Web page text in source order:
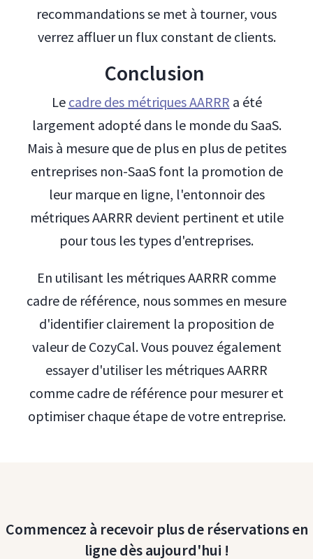
recommandations se met à tourner, vous
verrez affluer un flux constant de clients.
Conclusion
Le cadre des métriques AARRR a été
largement adopté dans le monde du SaaS.
Mais à mesure que de plus en plus de petites
entreprises non-SaaS font la promotion de
leur marque en ligne, l'entonnoir des
métriques AARRR devient pertinent et utile
pour tous les types d'entreprises.
En utilisant les métriques AARRR comme
cadre de référence, nous sommes en mesure
d'identifier clairement la proposition de
valeur de CozyCal. Vous pouvez également
essayer d'utiliser les métriques AARRR
comme cadre de référence pour mesurer et
optimiser chaque étape de votre entreprise.
Commencez à recevoir plus de réservations en
ligne dès aujourd'hui !